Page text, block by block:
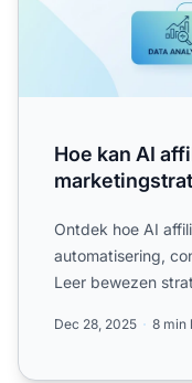
Hoe kan AI
Ontdek hoe AI
automatisering,
Leer bewezen
Dec 28, 2025 8 min